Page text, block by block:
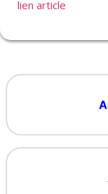
lien article